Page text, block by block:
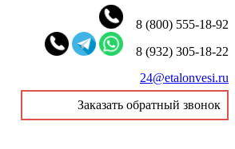
8 (800) 555-18-92
8 (932) 305-18-22
24@etalonvesi.ru
Заказать обратный звонок